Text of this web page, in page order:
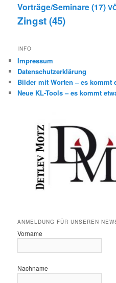
Vorträge/Seminare(17)
Zingst(45)
INFO
Impressum
Datenschutzerklärung
Bilder mit Worten – es kommt
Neue KL-Tools – es kommt
ANMELDUNG FÜR UNSEREN
Vorname
Nachname